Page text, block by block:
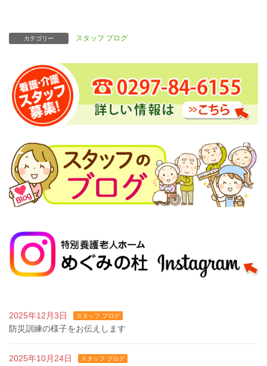
カテゴリー スタッフ ブログ
2025年12月3日 スタッフ ブログ
防災訓練の様子をお伝えします
2025年10月24日 スタッフ ブログ